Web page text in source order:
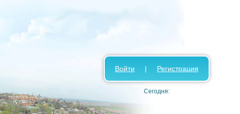
Войти | Регистрация
Сегодня: